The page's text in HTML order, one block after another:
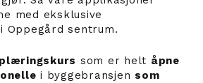
med eksklusive
Oppegård sentrum.
som er helt åpne
i byggebransjen som